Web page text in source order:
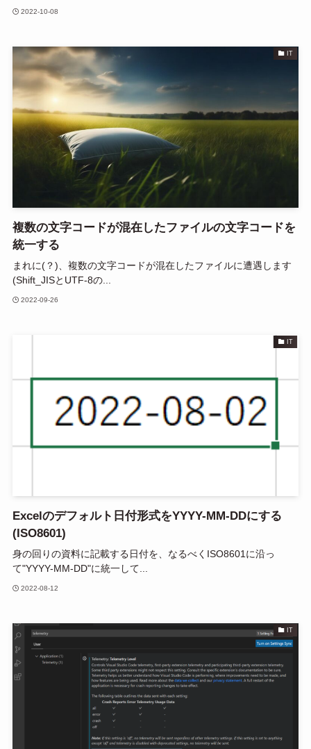
2022-10-08
IT
複数の文字コードが混在したファイルの文字コードを
統一する
まれに(？)、複数の文字コードが混在したファイルに遭遇します
(Shift_JISとUTF-8の...
2022-09-26
IT
Excelのデフォルト日付形式をYYYY-MM-DDにする
(ISO8601)
身の回りの資料に記載する日付を、なるべくISO8601に沿っ
て"YYYY-MM-DD"に統一して...
2022-08-12
IT